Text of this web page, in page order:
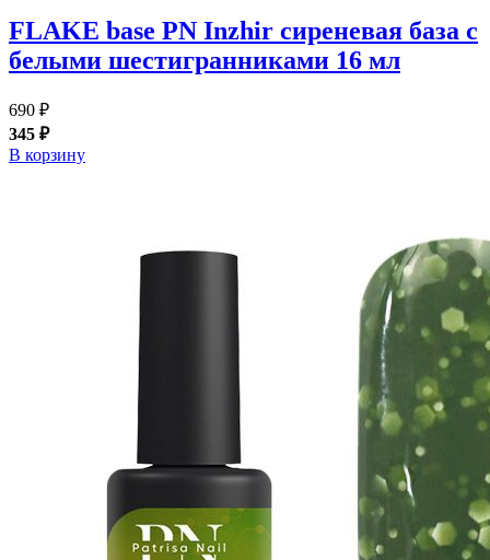
FLAKE base PN Inzhir сиреневая база с
белыми шестигранниками 16 мл
690 ₽
345 ₽
В корзину